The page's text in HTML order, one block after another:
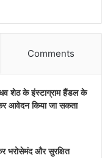
Comments
शेठ के इंस्टाग्राम हैंडल के
आवेदन किया जा सकता
भरोसेमंद और सुरक्षित